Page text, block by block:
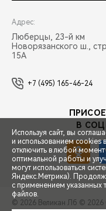
ЗАПИСЬ НА ТЕСТ-
Адрес:
Люберцы, 23-й км
Новорязанского ш.,
15А
+7 (495) 165-46-24
В
© 2026 Великан Лб © 2026
Используя сайт, вы
и использованием
отключить в любой
оптимальной работы и
могут использоваться
Яндекс.Метрика).
с применением
файлов.